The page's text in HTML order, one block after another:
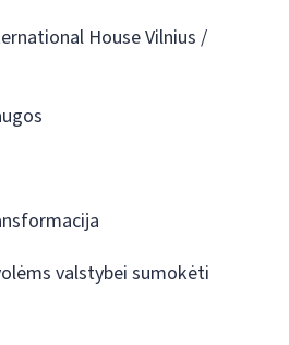
House Vilnius /
valstybei sumokėti